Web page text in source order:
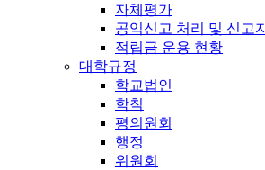
자체평가
공익신고 처리 및 신고
적립금 운용 현황
대학규정
학교법인
학칙
평의원회
행정
위원회